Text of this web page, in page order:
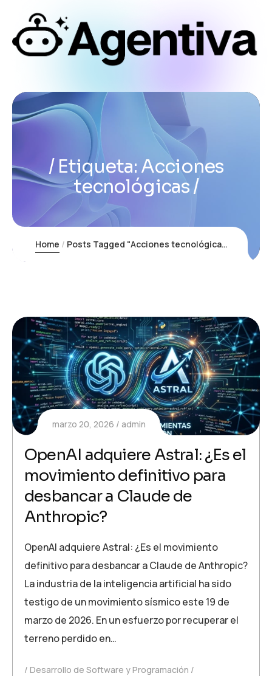
Etiqueta: Acciones
tecnológicas
Home Posts Tagged "Acciones tecnológicas"
marzo 20, 2026 admin
OpenAI adquiere Astral: ¿Es el
movimiento definitivo para
desbancar a Claude de
Anthropic?
OpenAI adquiere Astral: ¿Es el movimiento
definitivo para desbancar a Claude de Anthropic?
La industria de la inteligencia artificial ha sido
testigo de un movimiento sísmico este 19 de
marzo de 2026. En un esfuerzo por recuperar el
terreno perdido en…
Desarrollo de Software y Programación